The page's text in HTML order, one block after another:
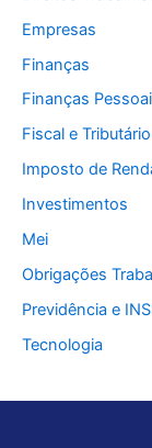
Empresas
Finanças
Finanças
Fiscal e Tributário
Imposto de
Investimentos
Mei
Obrigações
Previdência e
Tecnologia